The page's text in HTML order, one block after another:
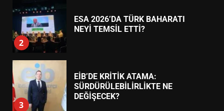
2
ESA 2026’DA TÜRK BAHARATI
NEYİ TEMSİL ETTİ?
3
EİB’DE KRİTİK ATAMA:
SÜRDÜRÜLEBİLİRLİKTE NE
DEĞİŞECEK?